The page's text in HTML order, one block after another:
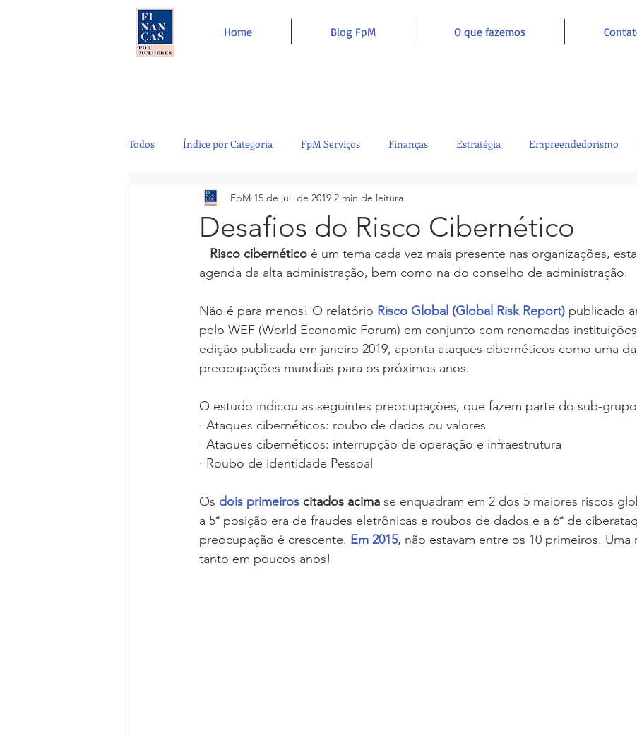
Home Blog FpM O que fazemos
Todos Índice por Categoria FpM Serviços Finanças Estratégia Empreendedorismo
Controladoria Sustentabilidade
Café e Amigos Top 12
Desafios do Risco Cibernético
FpM 15 de jul. de 2019 2 min de leitura
   Risco cibernético
é um tema cada vez mais presente nas organizações,
agenda da alta administração, bem como na do conselho de administração.
Não é para menos! O relatório Risco Global (Global Risk Report) publicado
pelo WEF (World Economic Forum) em conjunto com renomadas
edição publicada em janeiro 2019, aponta ataques cibernéticos como uma
preocupações mundiais para os próximos anos.
O estudo indicou as seguintes preocupações, que fazem parte do sub-
· Ataques cibernéticos: roubo de dados ou valores
· Ataques cibernéticos: interrupção de operação e infraestrutura
· Roubo de identidade Pessoal
Os dois primeiros citados acima se enquadram em 2 dos 5 maiores riscos
a 5ª posição era de fraudes eletrônicas e roubos de dados e a 6ª de
preocupação é crescente. Em 2015, não estavam entre os 10 primeiros. Uma
tanto em poucos anos!